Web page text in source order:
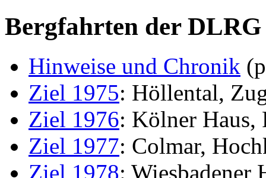
Bergfahrten der
Hinweise und Chronik
Ziel 1975: Höllental,
Ziel 1976: Kölner Haus,
Ziel 1977: Colmar,
Ziel 1978: Wiesbadener